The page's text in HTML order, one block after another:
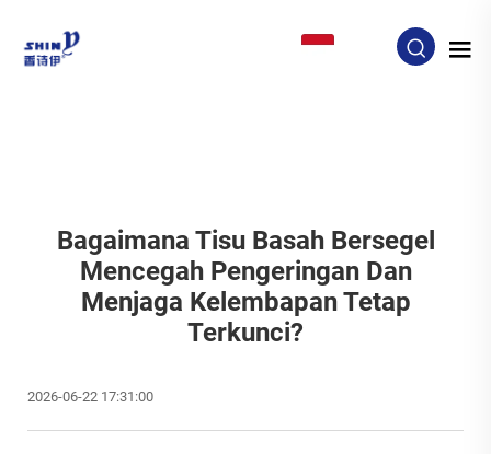
Bagaimana Tisu Basah Bersegel
Mencegah Pengeringan Dan
Menjaga Kelembapan Tetap
Terkunci?
2026-06-22 17:31:00